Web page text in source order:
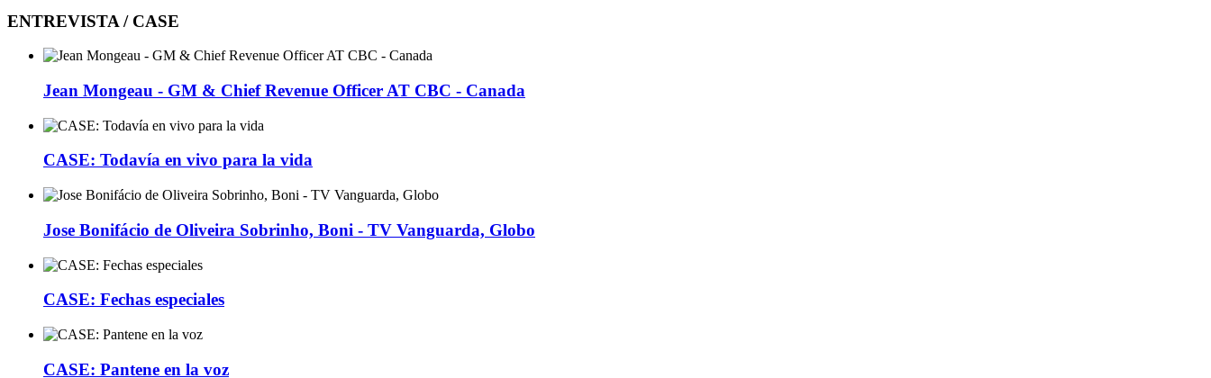
ENTREVISTA / CASE
Jean Mongeau - GM & Chief Revenue Officer AT CBC - Canada
CASE: Todavía en vivo para la vida
Jose Bonifácio de Oliveira Sobrinho, Boni - TV Vanguarda, Globo
CASE: Fechas especiales
CASE: Pantene en la voz